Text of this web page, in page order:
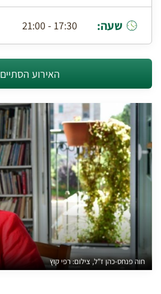
שעה: 17:30 - 21:00
האירוע הסתיים
חוה פנחס-כהן ז"ל, צילום: רפי קוץ